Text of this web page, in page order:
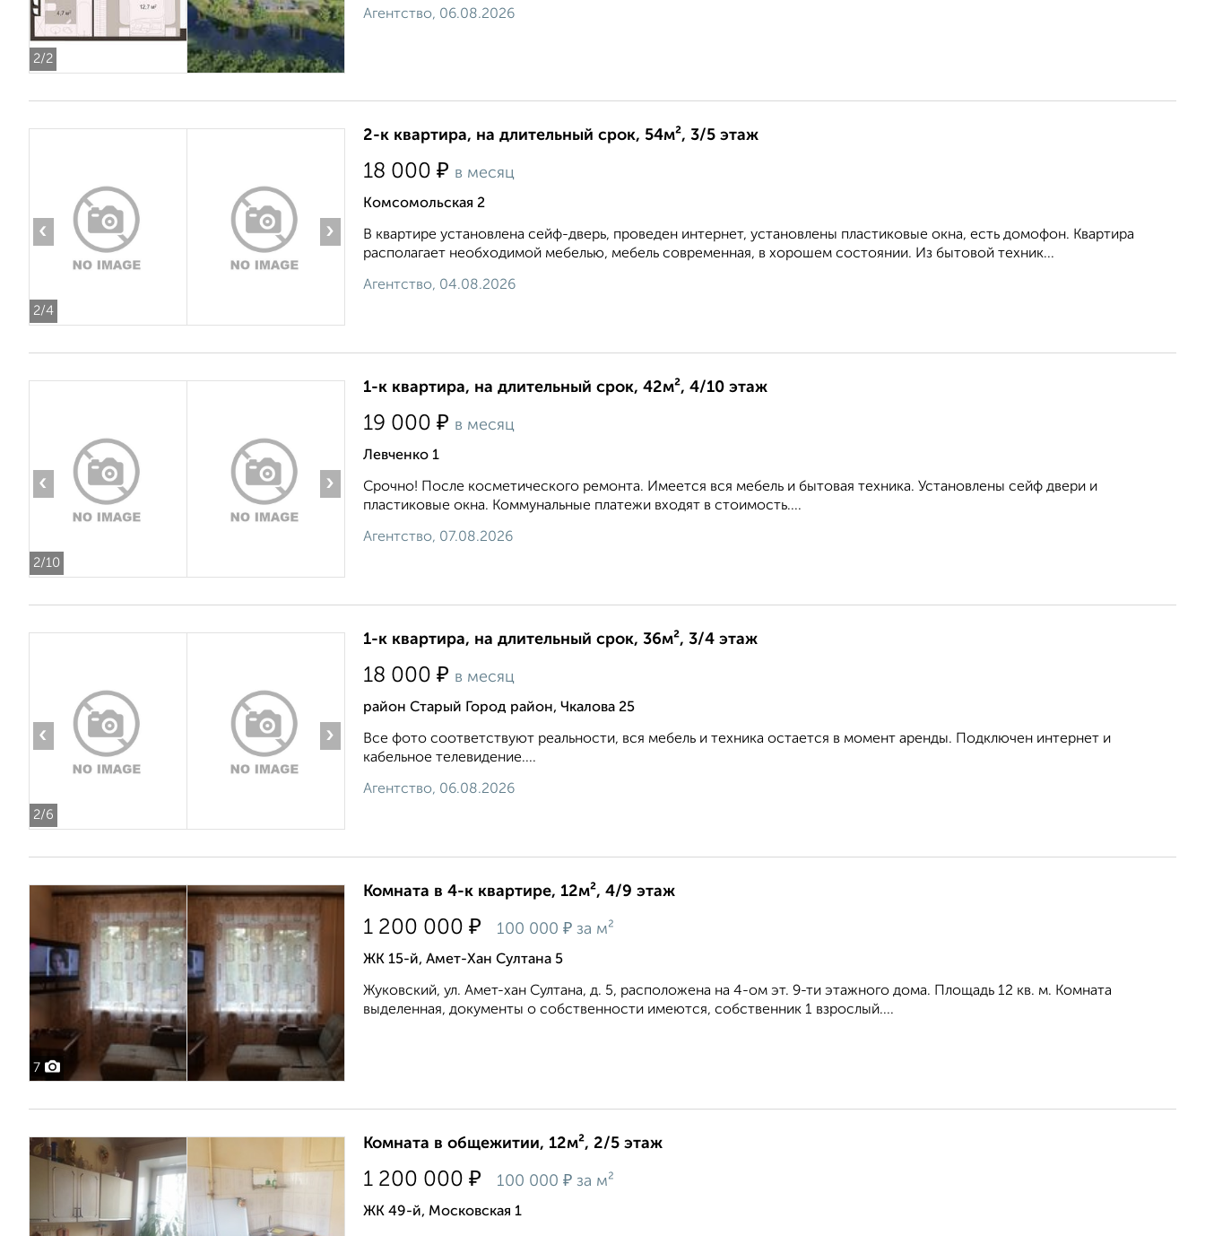
2/2
Агентство, 06.08.2026
2/4
‹ ›
2-к квартира, на длительный срок, 54м², 3/5 этаж
18 000 ₽ в месяц
Комсомольская 2
В квартире установлена сейф-дверь, проведен интернет, установлены пластиковые окна, есть домофон. Квартира
располагает необходимой мебелью, мебель современная, в хорошем состоянии. Из бытовой техник...
Агентство, 04.08.2026
2/10
‹ ›
1-к квартира, на длительный срок, 42м², 4/10 этаж
19 000 ₽ в месяц
Левченко 1
Срочно! После косметического ремонта. Имеется вся мебель и бытовая техника. Установлены сейф двери и
пластиковые окна. Коммунальные платежи входят в стоимость....
Агентство, 07.08.2026
2/6
‹ ›
1-к квартира, на длительный срок, 36м², 3/4 этаж
18 000 ₽ в месяц
район Старый Город район, Чкалова 25
Все фото соответствуют реальности, вся мебель и техника остается в момент аренды. Подключен интернет и
кабельное телевидение....
Агентство, 06.08.2026
7
Комната в 4-к квартире, 12м², 4/9 этаж
1 200 000 ₽ 100 000 ₽ за м²
ЖК 15-й, Амет-Хан Султана 5
Жуковский, ул. Амет-хан Султана, д. 5, расположена на 4-ом эт. 9-ти этажного дома. Площадь 12 кв. м. Комната
выделенная, документы о собственности имеются, собственник 1 взрослый....
Комната в общежитии, 12м², 2/5 этаж
1 200 000 ₽ 100 000 ₽ за м²
ЖК 49-й, Московская 1